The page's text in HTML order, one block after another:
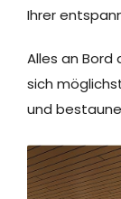
Ihrer
Alles an Bord
sich
und